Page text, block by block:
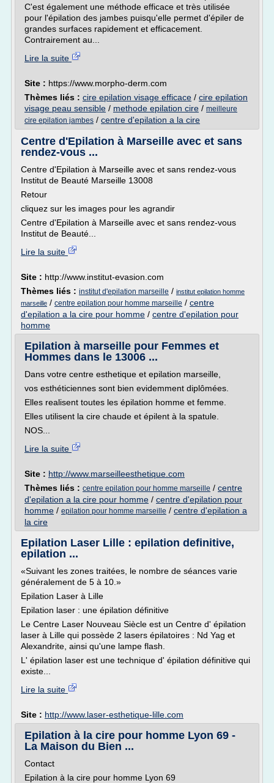
C'est également une méthode efficace et très utilisée
pour l'épilation des jambes puisqu'elle permet d'épiler de
grandes surfaces rapidement et efficacement.
Contrairement au...
Lire la suite
Site : https://www.morpho-derm.com
Thèmes liés : cire epilation visage efficace / cire epilation
visage peau sensible / methode epilation cire / meilleure
cire epilation jambes / centre d'epilation a la cire
Centre d'Epilation à Marseille avec et sans
rendez-vous ...
Centre d'Epilation à Marseille avec et sans rendez-vous
Institut de Beauté Marseille 13008
Retour
cliquez sur les images pour les agrandir
Centre d'Epilation à Marseille avec et sans rendez-vous
Institut de Beauté...
Lire la suite
Site : http://www.institut-evasion.com
Thèmes liés : institut d'epilation marseille / institut epilation homme
marseille / centre epilation pour homme marseille / centre
d'epilation a la cire pour homme / centre d'epilation pour
homme
Epilation à marseille pour Femmes et
Hommes dans le 13006 ...
Dans votre centre esthetique et epilation marseille,
vos esthéticiennes sont bien evidemment diplômées.
Elles realisent toutes les épilation homme et femme.
Elles utilisent la cire chaude et épilent à la spatule.
NOS...
Lire la suite
Site : http://www.marseilleesthetique.com
Thèmes liés : centre epilation pour homme marseille / centre
d'epilation a la cire pour homme / centre d'epilation pour
homme / epilation pour homme marseille / centre d'epilation a
la cire
Epilation Laser Lille : epilation definitive,
epilation ...
«Suivant les zones traitées, le nombre de séances varie
généralement de 5 à 10.»
Epilation Laser à Lille
Epilation laser : une épilation définitive
Le Centre Laser Nouveau Siècle est un Centre d' épilation
laser à Lille qui possède 2 lasers épilatoires : Nd Yag et
Alexandrite, ainsi qu'une lampe flash.
L' épilation laser est une technique d' épilation définitive qui
existe...
Lire la suite
Site : http://www.laser-esthetique-lille.com
Epilation à la cire pour homme Lyon 69 -
La Maison du Bien ...
Contact
Epilation à la cire pour homme Lyon 69